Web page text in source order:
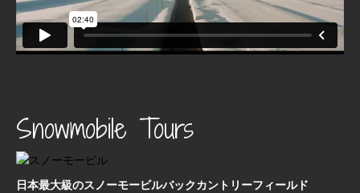
Snowmobile Tours
日本最⼤級のスノーモービルバックカントリーフィールド